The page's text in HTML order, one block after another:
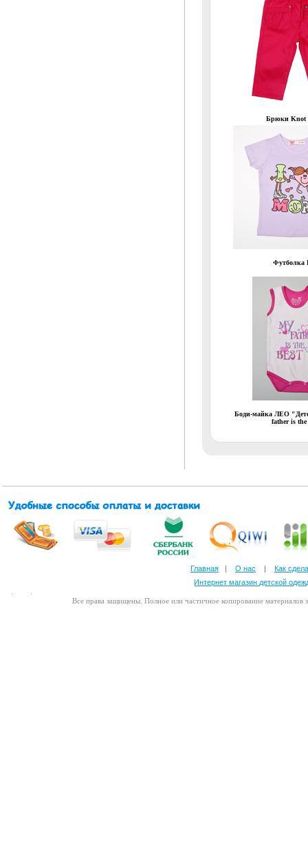
Брюки Knot
Футболка
Боди-майка ЛЕО
father is the
Главная | О нас | Как
Интернет магазин детской
Все права защищены. Полное или частичное копирование материалов